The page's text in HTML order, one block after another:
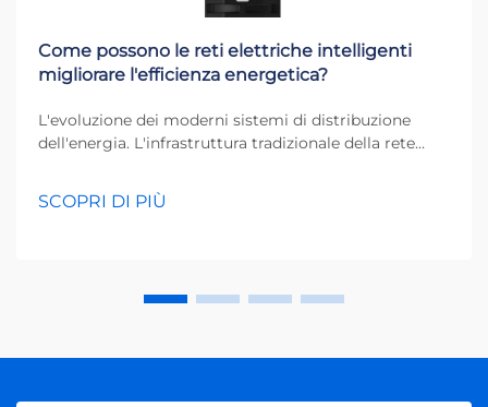
Come possono le reti elettriche intelligenti
migliorare l'efficienza energetica?
L'evoluzione dei moderni sistemi di distribuzione
dell'energia. L'infrastruttura tradizionale della rete
subendo un notevole trasformamento. Le smart grid
rappresentano la prossima generazione di sistemi di
SCOPRI DI PIÙ